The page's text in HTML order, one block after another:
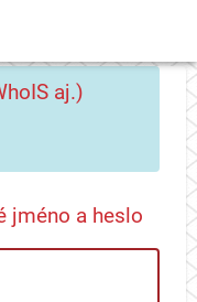
aj.)
jméno a heslo